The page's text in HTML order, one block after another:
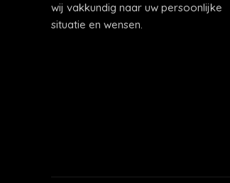
wij vakkundig naar uw persoonlijke
situatie en wensen.